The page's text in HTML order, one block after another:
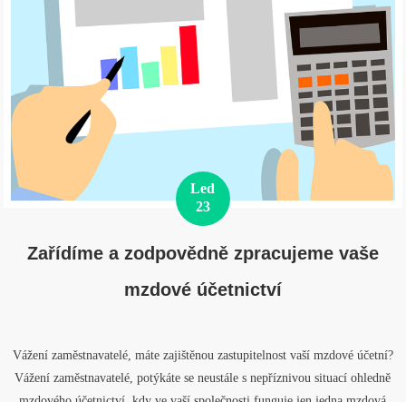
Led
23
Zařídíme a zodpovědně zpracujeme vaše
mzdové účetnictví
Vážení zaměstnavatelé, máte zajištěnou zastupitelnost vaší mzdové účetní?
Vážení zaměstnavatelé, potýkáte se neustále s nepříznivou situací ohledně